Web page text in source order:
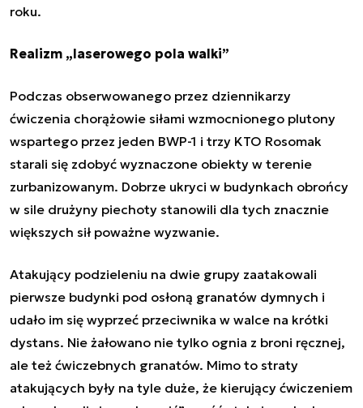
roku.
Realizm „laserowego pola walki”
Podczas obserwowanego przez dziennikarzy
ćwiczenia chorążowie siłami wzmocnionego plutony
wspartego przez jeden BWP-1 i trzy KTO Rosomak
starali się zdobyć wyznaczone obiekty w terenie
zurbanizowanym. Dobrze ukryci w budynkach obrońcy
w sile drużyny piechoty stanowili dla tych znacznie
większych sił poważne wyzwanie.
Atakujący podzieleniu na dwie grupy zaatakowali
pierwsze budynki pod osłoną granatów dymnych i
udało im się wyprzeć przeciwnika w walce na krótki
dystans. Nie żałowano nie tylko ognia z broni ręcznej,
ale też ćwiczebnych granatów. Mimo to straty
atakujących były na tyle duże, że kierujący ćwiczeniem